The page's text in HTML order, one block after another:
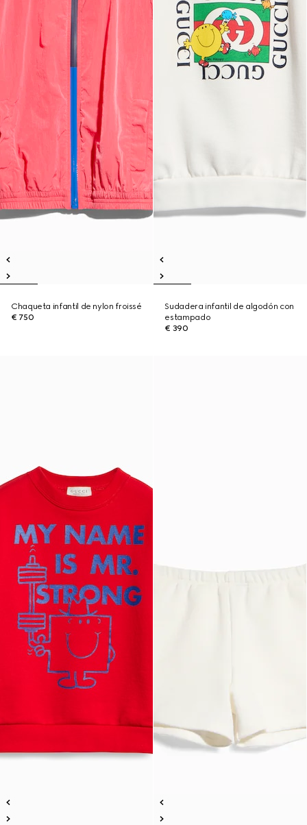
Chaqueta infantil de nylon froissé
€ 750
Sudadera infantil de algodón con
estampado
€ 390